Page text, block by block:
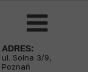
ADRES:
ul. Solna 3/9,
Poznań